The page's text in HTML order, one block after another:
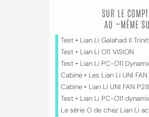
SUR LE
AU ~MÊME
Test • Lian Li Galahad II
Test • Lian Li O11 VISION
Test • Lian Li PC-O11
Cabine • Les Lian Li UNI
Cabine • Lian LI UNI FAN P28
Test • Lian Li PC-O11
La série O de chez Lian Li